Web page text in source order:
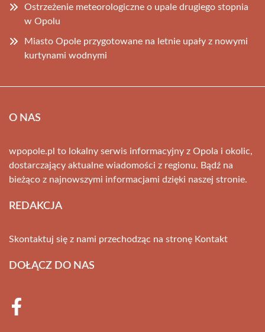
Ostrzeżenie meteorologiczne o upale drugiego stopnia
w Opolu
Miasto Opole przygotowane na letnie upały z nowymi
kurtynami wodnymi
O NAS
wpopole.pl to lokalny serwis informacyjny z Opola i okolic,
dostarczający aktualne wiadomości z regionu. Bądź na
bieżąco z najnowszymi informacjami dzięki naszej stronie.
REDAKCJA
Skontaktuj się z nami przechodząc na stronę Kontakt
DOŁĄCZ DO NAS